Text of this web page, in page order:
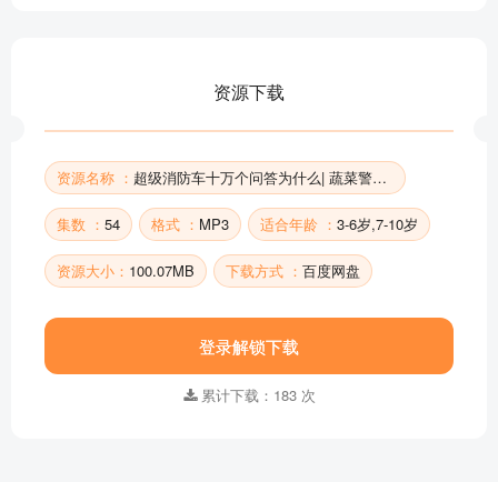
环绕土星环2 | 超级消防车·蔬菜警长号
部分目录展示 ▶ 下载后解锁 54 首完整音频
资源下载
资源名称 ： 超级消防车十万个问答为什么| 蔬菜警长科普故事
集数 ： 54 格式 ： MP3 适合年龄 ： 3-6岁,7-10岁
资源大小： 100.07MB 下载方式 ： 百度网盘
登录解锁下载
累计下载：183 次